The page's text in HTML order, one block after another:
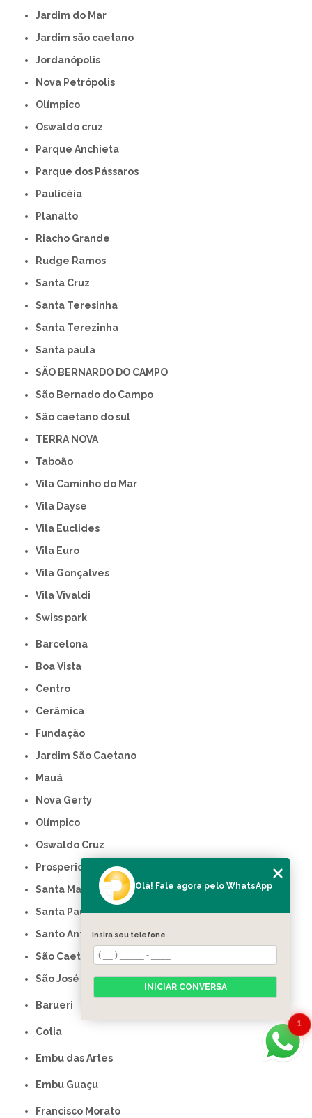
Jardim do Mar
Jardim são caetano
Jordanópolis
Nova Petrópolis
Olímpico
Oswaldo cruz
Parque Anchieta
Parque dos Pássaros
Paulicéia
Planalto
Riacho Grande
Rudge Ramos
Santa Cruz
Santa Teresinha
Santa Terezinha
Santa paula
SÃO BERNARDO DO CAMPO
São Bernado do Campo
São caetano do sul
TERRA NOVA
Taboão
Vila Caminho do Mar
Vila Dayse
Vila Euclides
Vila Euro
Vila Gonçalves
Vila Vivaldi
swiss park
Barcelona
Boa Vista
Centro
Cerâmica
Fundação
Jardim São Caetano
Mauá
Nova Gerty
Olímpico
Oswaldo Cruz
Prosperidade
Santa Maria
Santa Paula
Santo Antônio
São Caetano do Sul
São José
Barueri
Cotia
Embu das Artes
Embu Guaçu
Francisco Morato
1
Olá! Fale agora pelo WhatsApp
Insira seu telefone
INICIAR CONVERSA